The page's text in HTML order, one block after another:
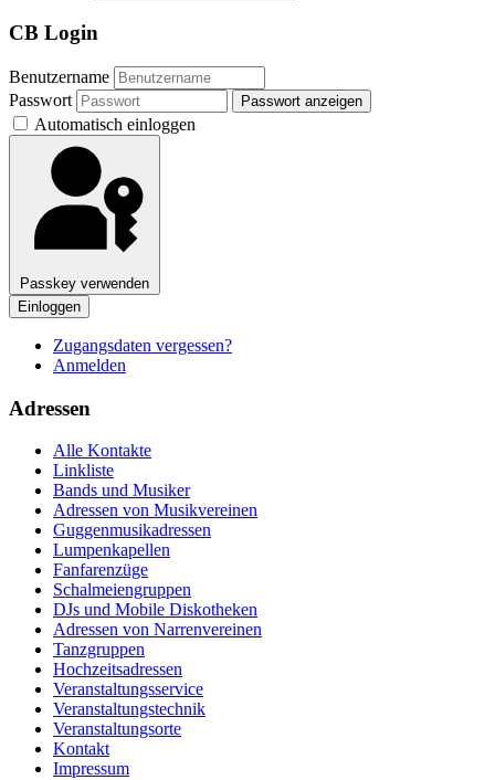
CB Login
Benutzername
Passwort
Passwort anzeigen
Automatisch einloggen
Passkey verwenden
Einloggen
Zugangsdaten vergessen?
Anmelden
Adressen
Alle Kontakte
Linkliste
Bands und Musiker
Adressen von Musikvereinen
Guggenmusikadressen
Lumpenkapellen
Fanfarenzüge
Schalmeiengruppen
DJs und Mobile Diskotheken
Adressen von Narrenvereinen
Tanzgruppen
Hochzeitsadressen
Veranstaltungsservice
Veranstaltungstechnik
Veranstaltungsorte
Kontakt
Impressum